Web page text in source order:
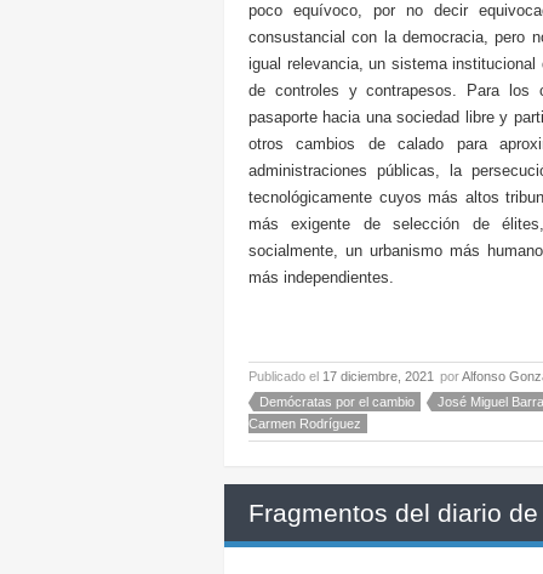
poco equívoco, por no decir
consustancial con la democracia, pero
igual relevancia, un sistema
de controles y contrapesos. Para los
pasaporte hacia una sociedad libre y
otros cambios de calado para
administraciones públicas, la
tecnológicamente cuyos más altos
más exigente de selección de
socialmente, un urbanismo más
más independientes.
Publicado el 17 diciembre, 2021 porAlfonso
Demócratas por el cambio
José Miguel
Carmen Rodríguez
Fragmentos del diario